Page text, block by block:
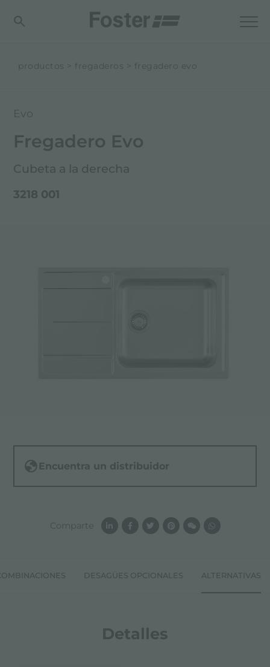
productos fregaderos fregadero evo
DESAGÜES OPCIONALES ALTERNATIVAS
Detalles
Evo
Fregadero Evo
Cubeta a la derecha
3218 001
Encuentra un distribuidor
Comparte